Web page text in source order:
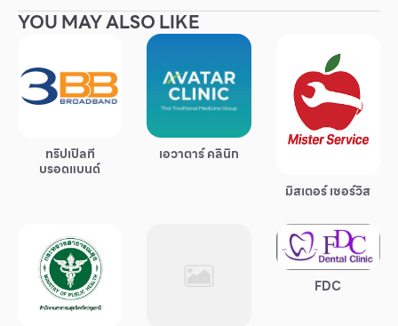
Service
Superstores
กิจกรรมและโปรโมชั่น
มีอะไรใหม่
แผนผังร้านค้า
YOU MAY ALSO LIKE
ทริปเปิลที
บรอดแบนด์
เอวาตาร์ คลินิก
มิสเตอร์ เซอร์วิส
FDC